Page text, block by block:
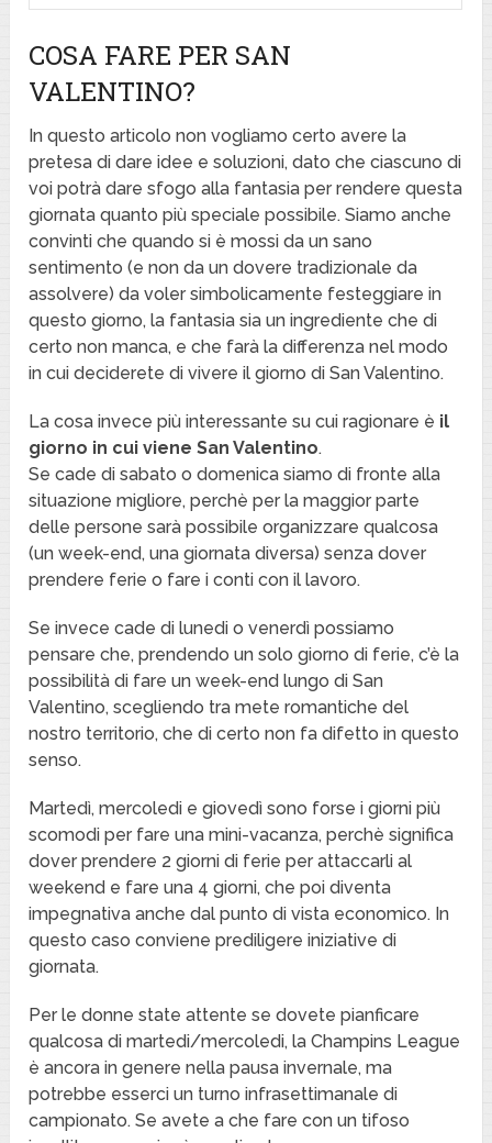
COSA FARE PER SAN
VALENTINO?
In questo articolo non vogliamo certo avere la
pretesa di dare idee e soluzioni, dato che ciascuno di
voi potrà dare sfogo alla fantasia per rendere questa
giornata quanto più speciale possibile. Siamo anche
convinti che quando si è mossi da un sano
sentimento (e non da un dovere tradizionale da
assolvere) da voler simbolicamente festeggiare in
questo giorno, la fantasia sia un ingrediente che di
certo non manca, e che farà la differenza nel modo
in cui deciderete di vivere il giorno di San Valentino.
La cosa invece più interessante su cui ragionare è il
giorno in cui viene San Valentino.
Se cade di sabato o domenica siamo di fronte alla
situazione migliore, perchè per la maggior parte
delle persone sarà possibile organizzare qualcosa
(un week-end, una giornata diversa) senza dover
prendere ferie o fare i conti con il lavoro.
Se invece cade di lunedi o venerdì possiamo
pensare che, prendendo un solo giorno di ferie, c’è la
possibilità di fare un week-end lungo di San
Valentino, scegliendo tra mete romantiche del
nostro territorio, che di certo non fa difetto in questo
senso.
Martedì, mercoledi e giovedì sono forse i giorni più
scomodi per fare una mini-vacanza, perchè significa
dover prendere 2 giorni di ferie per attaccarli al
weekend e fare una 4 giorni, che poi diventa
impegnativa anche dal punto di vista economico. In
questo caso conviene prediligere iniziative di
giornata.
Per le donne state attente se dovete pianficare
qualcosa di martedi/mercoledi, la Champins League
è ancora in genere nella pausa invernale, ma
potrebbe esserci un turno infrasettimanale di
campionato. Se avete a che fare con un tifoso